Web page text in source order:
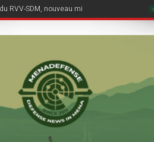
RVV-SDM, nouveau missile air-air du Su-57E